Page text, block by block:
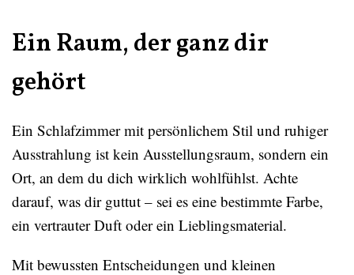
Ein Raum, der ganz dir
gehört
Ein Schlafzimmer mit persönlichem Stil und ruhiger
Ausstrahlung ist kein Ausstellungsraum, sondern ein
Ort, an dem du dich wirklich wohlfühlst. Achte
darauf, was dir guttut – sei es eine bestimmte Farbe,
ein vertrauter Duft oder ein Lieblingsmaterial.
Mit bewussten Entscheidungen und kleinen